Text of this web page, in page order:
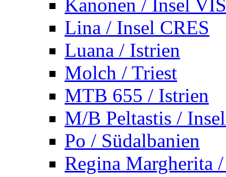
Kanonen / Insel VIS
Lina / Insel CRES
Luana / Istrien
Molch / Triest
MTB 655 / Istrien
M/B Peltastis /
Po / Südalbanien
Regina Margherita